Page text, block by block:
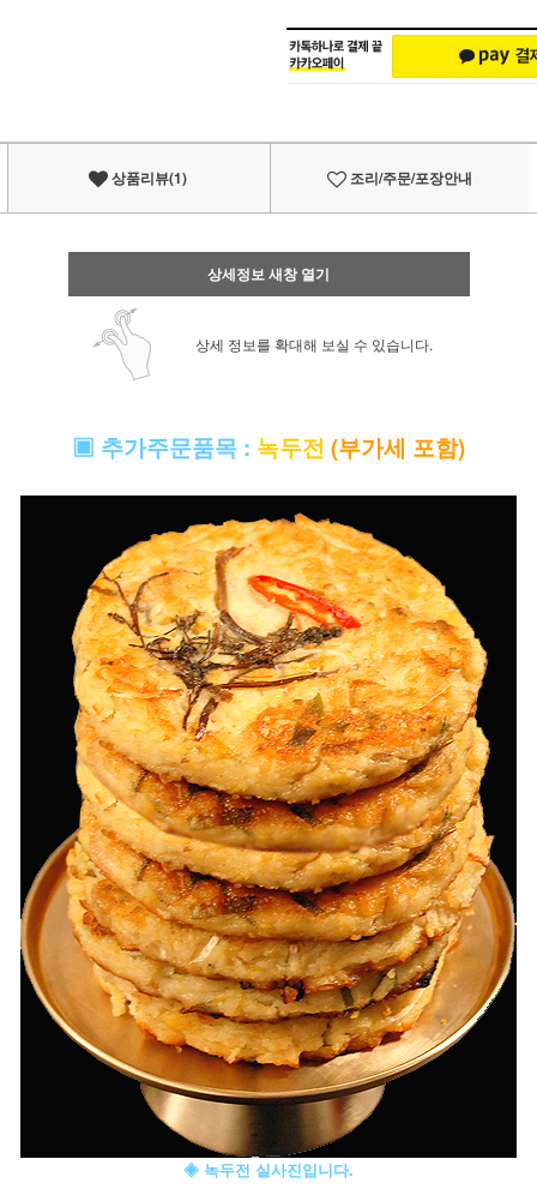
상품리뷰(1) 조리/주문/포장안내
상세정보 새창 열기
상세 정보를 확대해 보실 수 있습니다.
▣ 추가주문품목 : 녹두전 (부가세 포함)
◈ 녹두전 실사진입니다.